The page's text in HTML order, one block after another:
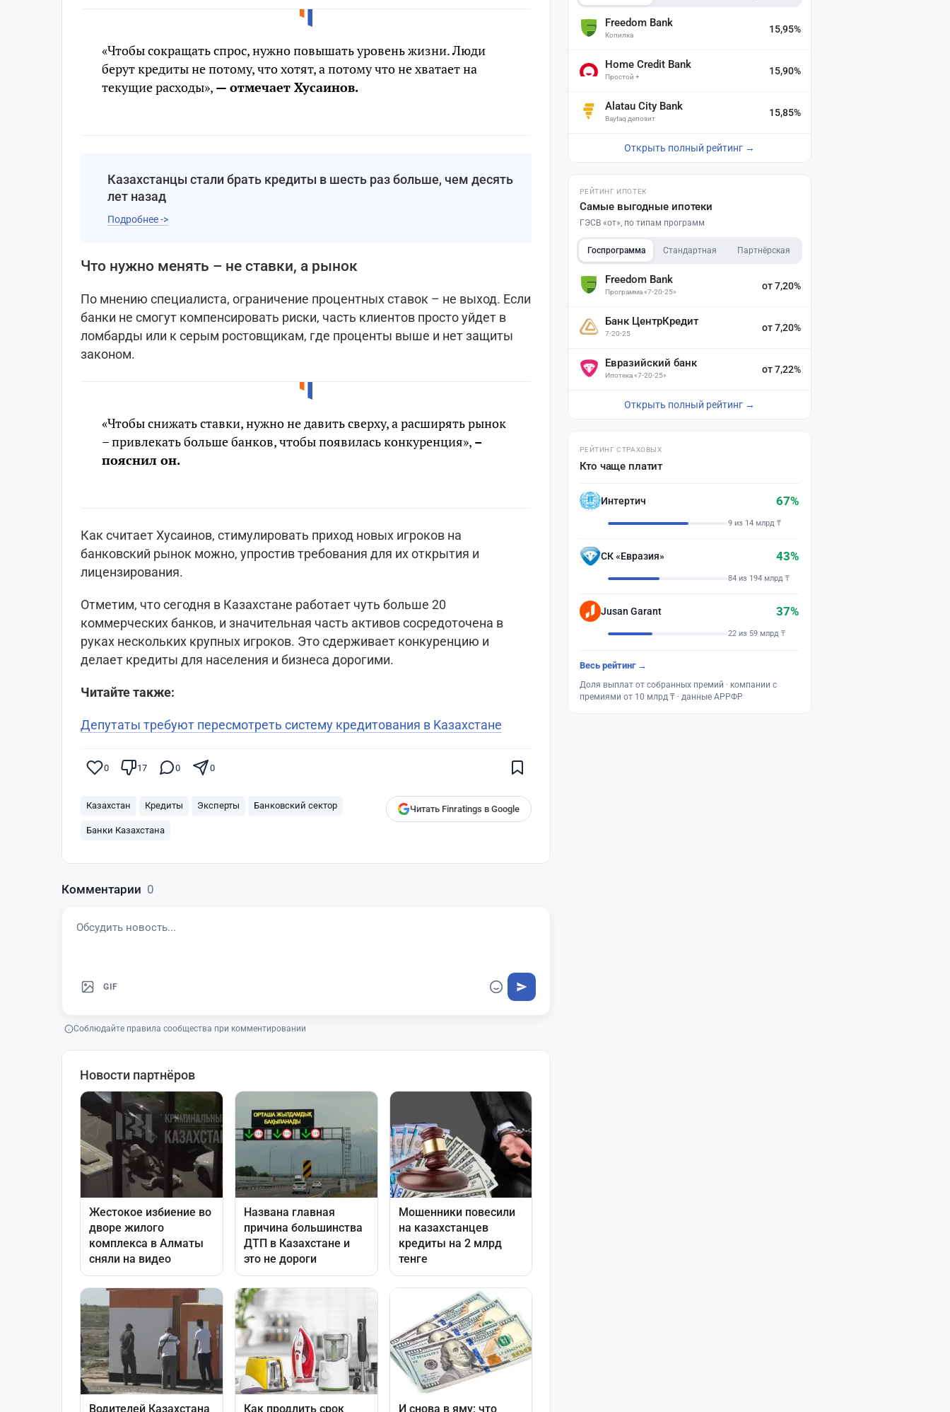
«Чтобы сокращать спрос, нужно повышать уровень жизни. Люди
берут кредиты не потому, что хотят, а потому что не хватает на
текущие расходы», — отмечает Хусаинов.
Казахстанцы стали брать кредиты в шесть раз больше, чем десять
лет назад
Подробнее ->
Что нужно менять – не ставки, а рынок
По мнению специалиста, ограничение процентных ставок – не выход. Если
банки не смогут компенсировать риски, часть клиентов просто уйдет в
ломбарды или к серым ростовщикам, где проценты выше и нет защиты
законом.
«Чтобы снижать ставки, нужно не давить сверху, а расширять рынок
– привлекать больше банков, чтобы появилась конкуренция», –
пояснил он.
Как считает Хусаинов, стимулировать приход новых игроков на
банковский рынок можно, упростив требования для их открытия и
лицензирования.
Отметим, что сегодня в Казахстане работает чуть больше 20
коммерческих банков, и значительная часть активов сосредоточена в
руках нескольких крупных игроков. Это сдерживает конкуренцию и
делает кредиты для населения и бизнеса дорогими.
Читайте также:
Депутаты требуют пересмотреть систему кредитования в Kaзахстане
0 17 0 0
Казахстан Кредиты Эксперты Банковский сектор
Банки Казахстана
Читать Finratings в Google
Комментарии 0
GIF
Соблюдайте правила сообщества при комментировании
Freedom Bank
Копилка
15,95%
Home Credit Bank
Простой +
15,90%
Alatau City Bank
Baytaq депозит
15,85%
Открыть полный рейтинг →
РЕЙТИНГ ИПОТЕК
Самые выгодные ипотеки
ГЭСВ «от», по типам программ
Госпрограмма Стандартная Партнёрская
Freedom Bank
Программа «7-20-25»
от 7,20%
Банк ЦентрКредит
7-20-25
от 7,20%
Евразийский банк
Ипотека «7-20-25»
от 7,22%
Открыть полный рейтинг →
РЕЙТИНГ СТРАХОВЫХ
Кто чаще платит
Интертич 67%
9 из 14 млрд ₸
СК «Евразия» 43%
84 из 194 млрд ₸
Jusan Garant 37%
22 из 59 млрд ₸
Весь рейтинг →
Доля выплат от собранных премий · компании с
премиями от 10 млрд ₸ · данные АРРФР